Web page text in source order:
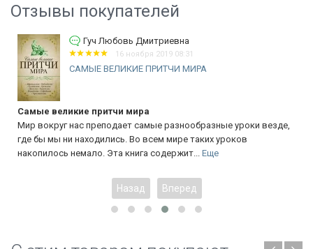
Отзывы покупателей
Гуч Любовь Дмитриевна
16 ноября 2019 08:31
САМЫЕ ВЕЛИКИЕ ПРИТЧИ МИРА
Самые великие притчи мира
Мир вокруг нас преподает самые разнообразные уроки везде,
где бы мы ни находились. Во всем мире таких уроков
накопилось немало. Эта книга содержит... Еще
Назад Вперед